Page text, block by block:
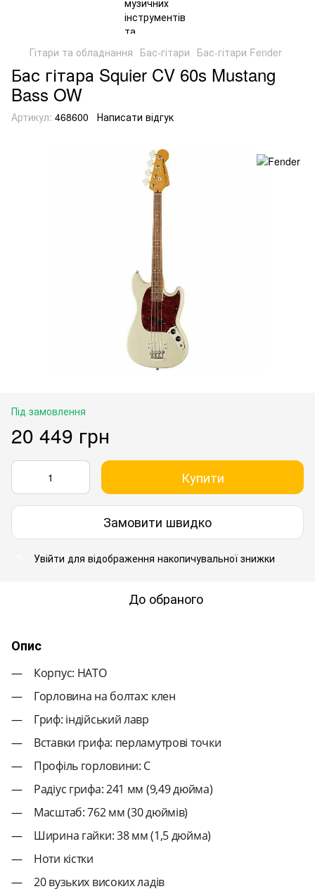
Гітари та обладнання Бас-гітари Бас-гітари Fender
Бас гітара Squier CV 60s Mustang
Bass OW
Артикул: 468600 Написати відгук
Під замовлення
20 449 грн
Купити
Замовити швидко
Увійти для відображення накопичувальної знижки
До обраного
Опис
Корпус: НАТО
Горловина на болтах: клен
Гриф: індійський лавр
Вставки грифа: перламутрові точки
Профіль горловини: C
Радіус грифа: 241 мм (9,49 дюйма)
Масштаб: 762 мм (30 дюймів)
Ширина гайки: 38 мм (1,5 дюйма)
Ноти кістки
20 вузьких високих ладів